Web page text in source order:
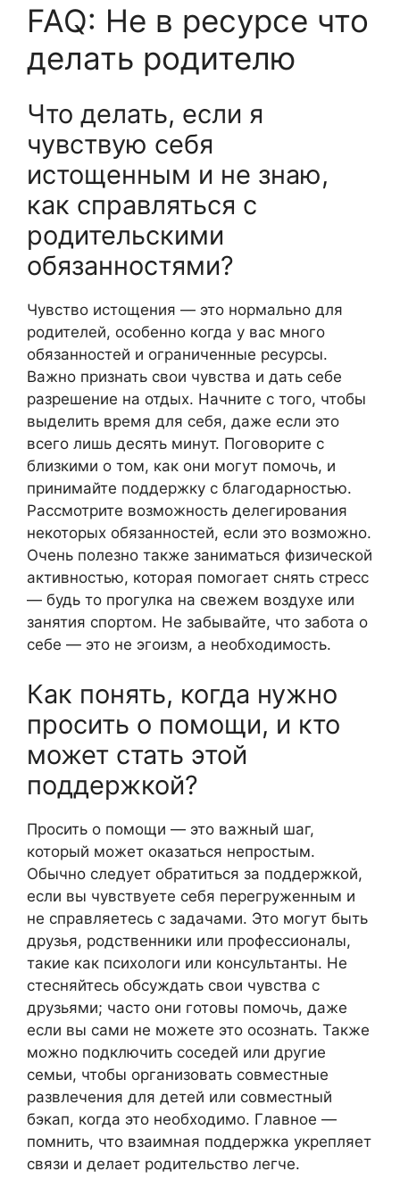
FAQ: Не в ресурсе что
делать родителю
Что делать, если я
чувствую себя
истощенным и не знаю,
как справляться с
родительскими
обязанностями?
Чувство истощения — это нормально для
родителей, особенно когда у вас много
обязанностей и ограниченные ресурсы.
Важно признать свои чувства и дать себе
разрешение на отдых. Начните с того, чтобы
выделить время для себя, даже если это
всего лишь десять минут. Поговорите с
близкими о том, как они могут помочь, и
принимайте поддержку с благодарностью.
Рассмотрите возможность делегирования
некоторых обязанностей, если это возможно.
Очень полезно также заниматься физической
активностью, которая помогает снять стресс
— будь то прогулка на свежем воздухе или
занятия спортом. Не забывайте, что забота о
себе — это не эгоизм, а необходимость.
Как понять, когда нужно
просить о помощи, и кто
может стать этой
поддержкой?
Просить о помощи — это важный шаг,
который может оказаться непростым.
Обычно следует обратиться за поддержкой,
если вы чувствуете себя перегруженным и
не справляетесь с задачами. Это могут быть
друзья, родственники или профессионалы,
такие как психологи или консультанты. Не
стесняйтесь обсуждать свои чувства с
друзьями; часто они готовы помочь, даже
если вы сами не можете это осознать. Также
можно подключить соседей или другие
семьи, чтобы организовать совместные
развлечения для детей или совместный
бэкап, когда это необходимо. Главное —
помнить, что взаимная поддержка укрепляет
связи и делает родительство легче.